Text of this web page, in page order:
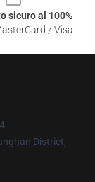
sicuro al 100%
/ Visa
District,